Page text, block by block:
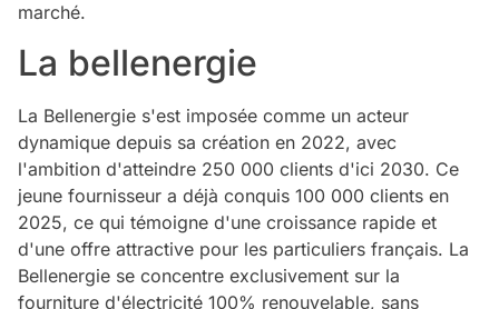
marché.
La bellenergie
La Bellenergie s'est imposée comme un acteur
dynamique depuis sa création en 2022, avec
l'ambition d'atteindre 250 000 clients d'ici 2030. Ce
jeune fournisseur a déjà conquis 100 000 clients en
2025, ce qui témoigne d'une croissance rapide et
d'une offre attractive pour les particuliers français. La
Bellenergie se concentre exclusivement sur la
fourniture d'électricité 100% renouvelable, sans